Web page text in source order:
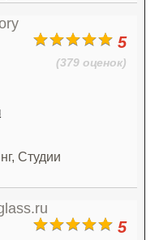
5
(379 оценок)
Студии
5